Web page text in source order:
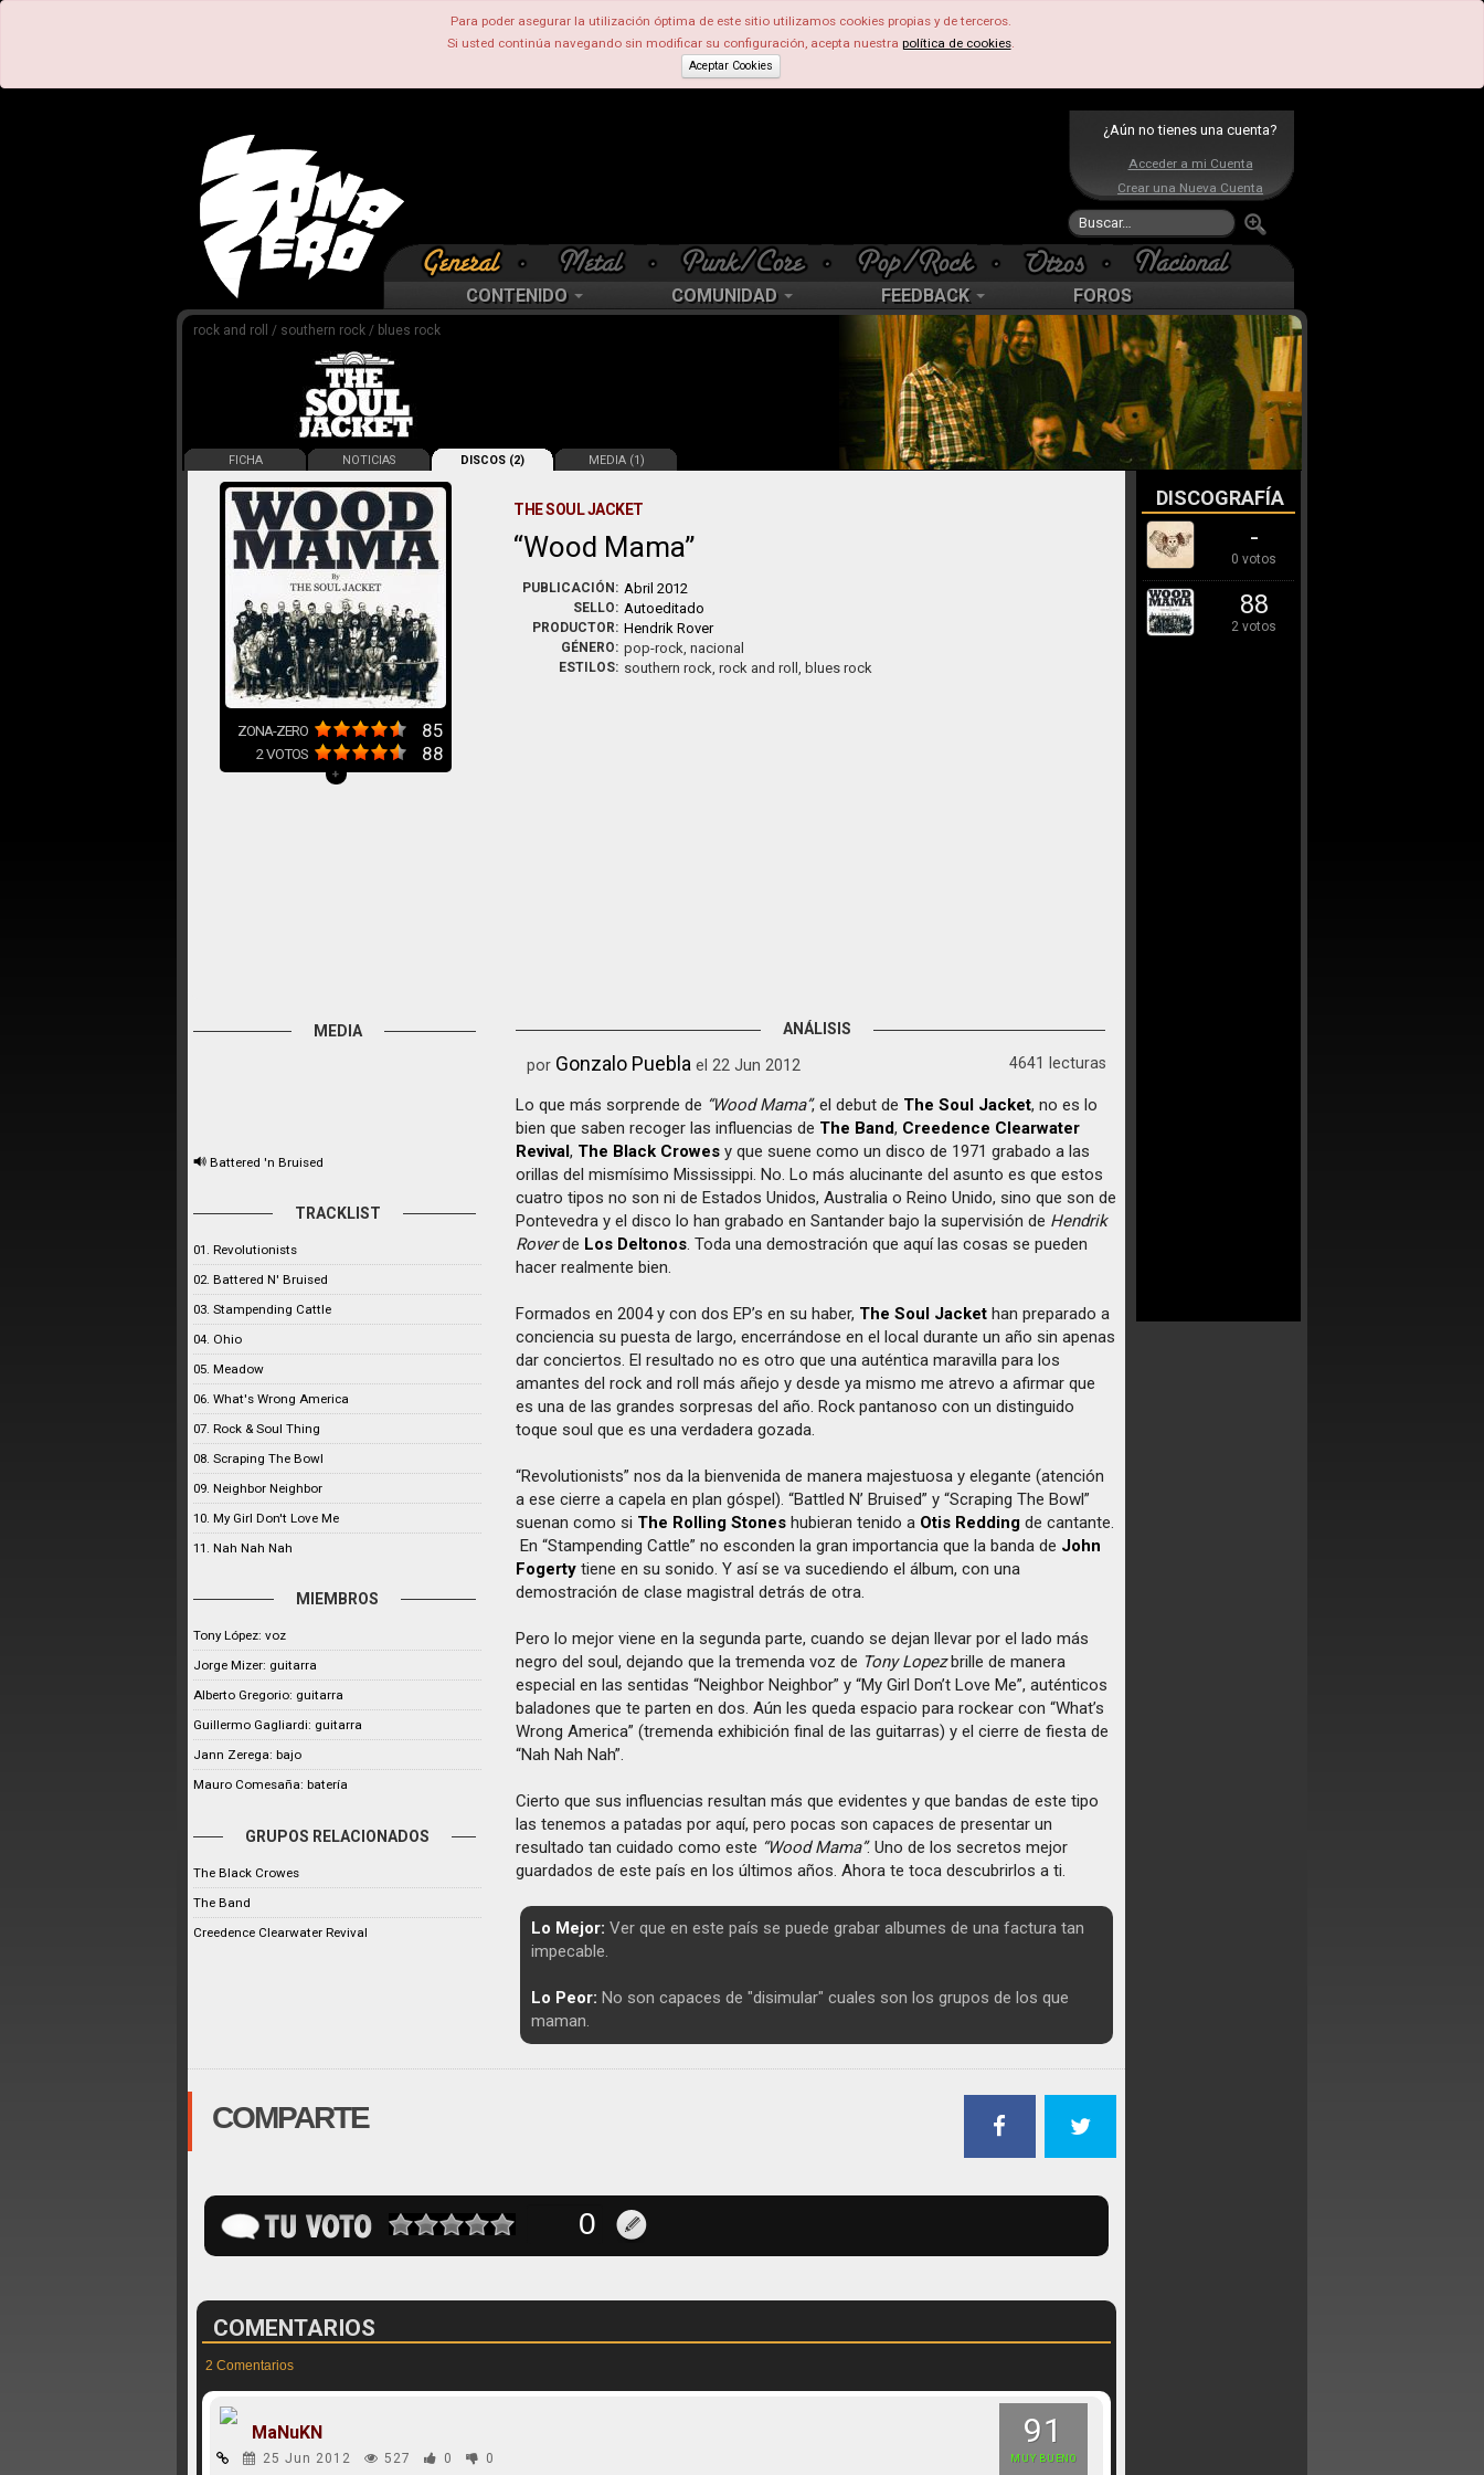
Para poder asegurar la utilización óptima de este sitio utilizamos cookies propias y de terceros.
Si usted continúa navegando sin modificar su configuración, acepta nuestra política de cookies.
Aceptar Cookies
¿Aún no tienes una cuenta?
Acceder a mi Cuenta
Crear una Nueva Cuenta
CONTENIDO COMUNIDAD FEEDBACK FOROS
rock and roll / southern rock / blues rock
FICHA NOTICIAS DISCOS (2) MEDIA (1)
ZONA-ZERO 85
2VOTOS 88
+
THE SOUL JACKET
Wood Mama
PUBLICACIÓN: Abril 2012
SELLO: Autoeditado
PRODUCTOR: Hendrik Rover
GÉNERO: pop-rock, nacional
ESTILOS: southern rock, rock and roll, blues rock
MEDIA
Battered 'n Bruised
TRACKLIST
01. Revolutionists
02. Battered N' Bruised
03. Stampending Cattle
04. Ohio
05. Meadow
06. What's Wrong America
07. Rock & Soul Thing
08. Scraping The Bowl
09. Neighbor Neighbor
10. My Girl Don't Love Me
11. Nah Nah Nah
MIEMBROS
Tony López: voz
Jorge Mizer: guitarra
Alberto Gregorio: guitarra
Guillermo Gagliardi: guitarra
Jann Zerega: bajo
Mauro Comesaña: batería
GRUPOS RELACIONADOS
The Black Crowes
The Band
Creedence Clearwater Revival
ANÁLISIS
por Gonzalo Puebla el 22 Jun 2012 4641 lecturas
Lo que más sorprende de “Wood Mama”, el debut de The Soul Jacket, no es lo
bien que saben recoger las influencias de The Band, Creedence Clearwater
Revival, The Black Crowes y que suene como un disco de 1971 grabado a las
orillas del mismísimo Mississippi. No. Lo más alucinante del asunto es que estos
cuatro tipos no son ni de Estados Unidos, Australia o Reino Unido, sino que son de
Pontevedra y el disco lo han grabado en Santander bajo la supervisión de Hendrik
Roverde Los Deltonos. Toda una demostración que aquí las cosas se pueden
hacer realmente bien.
Formados en 2004 y con dos EP’s en su haber, The Soul Jacket han preparado a
conciencia su puesta de largo, encerrándose en el local durante un año sin apenas
dar conciertos. El resultado no es otro que una auténtica maravilla para los
amantes del rock and roll más añejo y desde ya mismo me atrevo a afirmar que
es una de las grandes sorpresas del año. Rock pantanoso con un distinguido
toque soul que es una verdadera gozada.
“Revolutionists” nos da la bienvenida de manera majestuosa y elegante (atención
a ese cierre a capela en plan góspel). “Battled N’ Bruised” y “Scraping The Bowl”
suenan como si The Rolling Stones hubieran tenido a Otis Redding de cantante.
En “Stampending Cattle” no esconden la gran importancia que la banda de John
Fogerty tiene en su sonido. Y así se va sucediendo el álbum, con una
demostración de clase magistral detrás de otra.
Pero lo mejor viene en la segunda parte, cuando se dejan llevar por el lado más
negro del soul, dejando que la tremenda voz de Tony Lopezbrille de manera
especial en las sentidas “Neighbor Neighbor” y “My Girl Don’t Love Me”, auténticos
baladones que te parten en dos. Aún les queda espacio para rockear con “What’s
Wrong America” (tremenda exhibición final de las guitarras) y el cierre de fiesta de
“Nah Nah Nah”.
Cierto que sus influencias resultan más que evidentes y que bandas de este tipo
las tenemos a patadas por aquí, pero pocas son capaces de presentar un
resultado tan cuidado como este “Wood Mama”. Uno de los secretos mejor
guardados de este país en los últimos años. Ahora te toca descubrirlos a ti.
Lo Mejor: Ver que en este país se puede grabar albumes de una factura tan
impecable.
Lo Peor: No son capaces de "disimular" cuales son los grupos de los que
maman.
COMPARTE
COMENTARIOS
2 Comentarios
91
MUY BUENO
MaNuKN
25 Jun 2012 527 0 0
DISCOGRAFÍA
-
0 votos
88
2 votos